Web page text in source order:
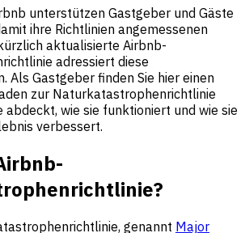
unterstützen Gastgeber und Gäste
ihre Richtlinien angemessenen
aktualisierte Airbnb-
adressiert diese
Als Gastgeber finden Sie hier einen
zur Naturkatastrophenrichtlinie
abdeckt, wie sie funktioniert und wie sie
verbessert.
genannt Major